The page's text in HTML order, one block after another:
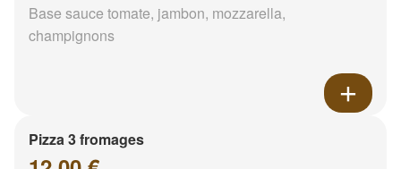
Base sauce tomate, jambon, mozzarella,
champignons
Pizza 3 fromages